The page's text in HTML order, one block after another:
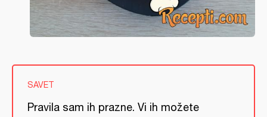
SAVET
Pravila sam ih prazne. Vi ih možete